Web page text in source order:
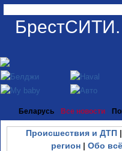
БрестСИТИ.
Беларусь Все новости
Происшествия и ДТП|
регион | Обо